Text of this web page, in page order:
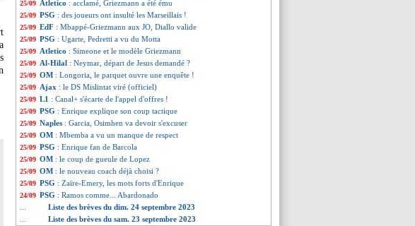
25/09 Atletico : acclamé, Griezmann a été ému
25/09 PSG : des joueurs ont insulté les Marseillais !
25/09 EdF : Mbappé-Griezmann aux JO, Diallo valide
25/09 PSG : Ugarte, Pedretti a vu du Motta
25/09 Atletico : Simeone et le modèle Griezmann
25/09 Al-Hilal : Neymar, départ de Jesus demandé ?
25/09 OM : Longoria, le parquet ouvre une enquête !
25/09 Ajax : le DS Mislintat viré (officiel)
25/09 L1 : Canal+ s'écarte de l'appel d'offres !
25/09 PSG : Enrique explique son coup tactique
25/09 Naples : Garcia, Osimhen va devoir s'excuser
25/09 OM : Mbemba a vu un manque de respect
25/09 PSG : Enrique fan de Barcola
25/09 OM : le coup de gueule de Lopez
25/09 OM : le nouveau coach déjà choisi ?
25/09 PSG : Zaïre-Emery, les mots forts d'Enrique
24/09 PSG : Ramos comme... Abardonado
Liste des brèves du dim. 24 septembre 2023
Liste des brèves du sam. 23 septembre 2023